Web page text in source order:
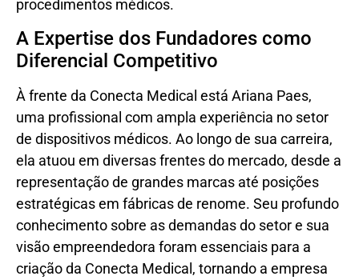
procedimentos médicos.
A Expertise dos Fundadores como
Diferencial Competitivo
À frente da Conecta Medical está Ariana Paes,
uma profissional com ampla experiência no setor
de dispositivos médicos. Ao longo de sua carreira,
ela atuou em diversas frentes do mercado, desde a
representação de grandes marcas até posições
estratégicas em fábricas de renome. Seu profundo
conhecimento sobre as demandas do setor e sua
visão empreendedora foram essenciais para a
criação da Conecta Medical, tornando a empresa